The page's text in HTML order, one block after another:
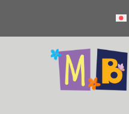
テ